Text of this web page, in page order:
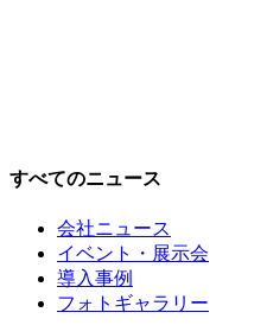
すべてのニュース
会社ニュース
イベント・展示会
導入事例
フォトギャラリー